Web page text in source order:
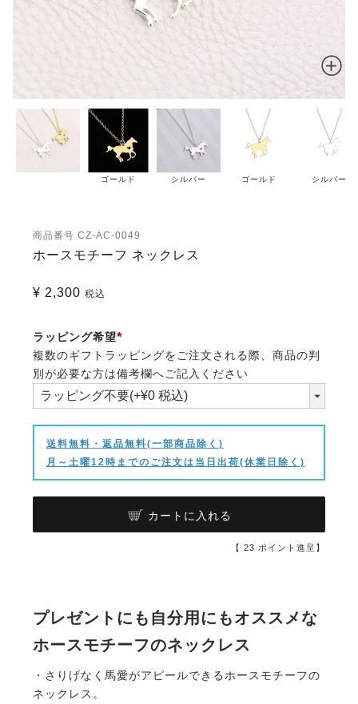
ゴールド シルバー ゴールド シルバー
商品番号 CZ-AC-0049
ホースモチーフ ネックレス
¥ 2,300 税込
ラッピング希望
(必
須)
複数のギフトラッピングをご注文される際、商品の判
別が必要な方は備考欄へご記入ください
送料無料・返品無料(一部商品除く)
月～土曜12時までのご注文は当日出荷(休業日除く)
カートに入れる
【 23 ポイント進呈】
プレゼントにも自分用にもオススメな
ホースモチーフのネックレス
・さりげなく馬愛がアピールできるホースモチーフの
ネックレス。